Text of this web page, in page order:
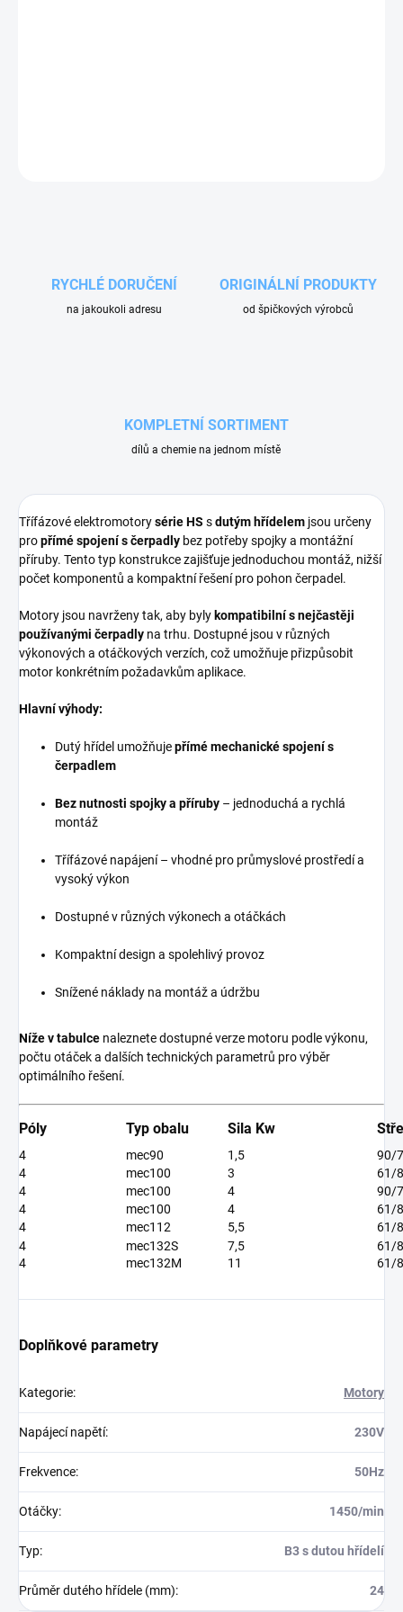
RYCHLÉ DORUČENÍ
na jakoukoli adresu
ORIGINÁLNÍ PRODUKTY
od špičkových výrobců
KOMPLETNÍ SORTIMENT
dílů a chemie na jednom místě
Třífázové elektromotorysérie HS sdutým hřídelem jsou určeny
propřímé spojení s čerpadly bez potřeby spojky a montážní
příruby. Tento typ konstrukce zajišťuje jednoduchou montáž, nižší
počet komponentů a kompaktní řešení pro pohon čerpadel.
Motory jsou navrženy tak, aby byly kompatibilní s nejčastěji
používanými čerpadly na trhu. Dostupné jsou v různých
výkonových a otáčkových verzích, což umožňuje přizpůsobit
motor konkrétním požadavkům aplikace.
Hlavní výhody:
Dutý hřídel umožňujepřímé mechanické spojení s
čerpadlem
Bez nutnosti spojky a příruby – jednoduchá a rychlá
montáž
Třífázové napájení – vhodné pro průmyslové prostředí a
vysoký výkon
Dostupné v různých výkonech a otáčkách
Kompaktní design a spolehlivý provoz
Snížené náklady na montáž a údržbu
Níže v tabulce naleznete dostupné verze motoru podle výkonu,
počtu otáček a dalších technických parametrů pro výběr
optimálního řešení.
Póly Typ obalu Sila Kw
4 mec90 1,5
90/
4
mec100 3
61/
4
mec100 4
90/
4
mec100 4
61/
4
mec112 5,5
61/
4
mec132S 7,5
61/
4
mec132M 11 61/
Doplňkové parametry
Kategorie: Motory
Napájecí napětí: 230V
Frekvence: 50Hz
Otáčky: 1450/min
Typ: B3 s dutou hřídelí
Průměr dutého hřídele (mm): 24